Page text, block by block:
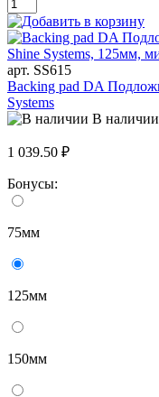
арт. SS615
Backing pad DA
Systems
В
1 039.50 ₽
Бонусы:
75мм
125мм
150мм